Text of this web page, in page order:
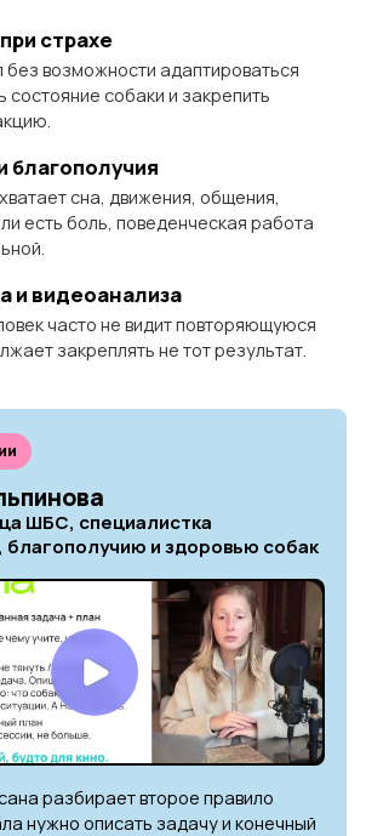
страхе
без возможности адаптироваться
собаки и закрепить
благополучия
сна, движения, общения,
есть боль, поведенческая работа
и видеоанализа
часто не видит повторяющуюся
закреплять не тот результат.
ШБС, специалистка
и здоровью собак
разбирает второе правило
нужно описать задачу и конечный